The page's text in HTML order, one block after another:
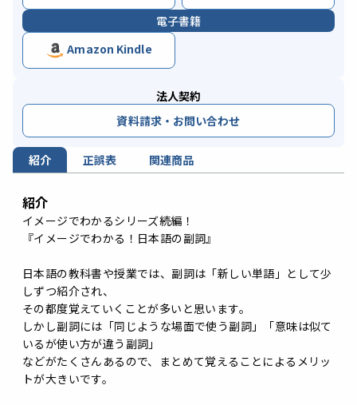
電子書籍
Amazon Kindle
法人契約
資料請求・お問い合わせ
紹介 正誤表 関連商品
紹介
イメージでわかるシリーズ続編！
『イメージでわかる！日本語の副詞』
日本語の教科書や授業では、副詞は「新しい単語」として少
しずつ紹介され、
その都度覚えていくことが多いと思います。
しかし副詞には「同じような場面で使う副詞」「意味は似て
いるが使い方が違う副詞」
などがたくさんあるので、まとめて覚えることによるメリッ
トが大きいです。